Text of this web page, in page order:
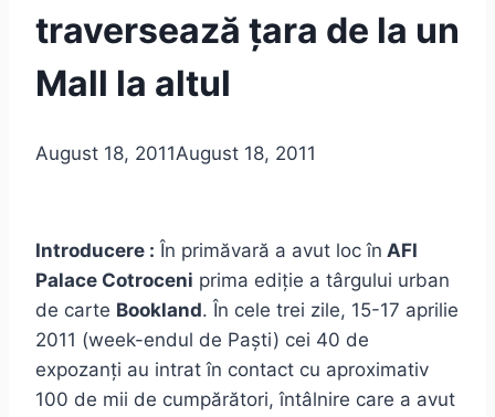
traversează țara de la un
Mall la altul
August 18, 2011August 18, 2011
Introducere : În primăvară a avut loc în AFI
Palace Cotroceni prima ediție a târgului urban
de carte Bookland. În cele trei zile, 15-17 aprilie
2011 (week-endul de Paști) cei 40 de
expozanți au intrat în contact cu aproximativ
100 de mii de cumpărători, întâlnire care a avut